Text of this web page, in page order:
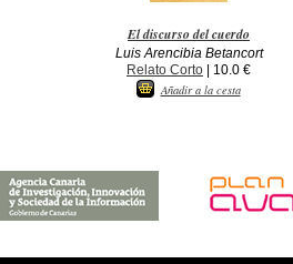
El discurso del cuerdo
Luis Arencibia Betancort
Relato Corto | 10.0 €
Añadir a la cesta